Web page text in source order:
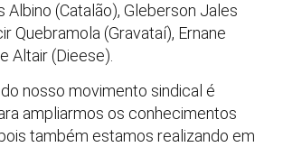
Albino (Catalão), Gleberson Jales
Quebramola (Gravataí), Ernane
Altair (Dieese).
nosso movimento sindical é
ampliarmos os conhecimentos
também estamos realizando em